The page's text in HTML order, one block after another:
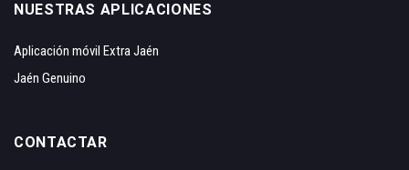
NUESTRAS APLICACIONES
Aplicación móvil Extra Jaén
Jaén Genuino
CONTACTAR